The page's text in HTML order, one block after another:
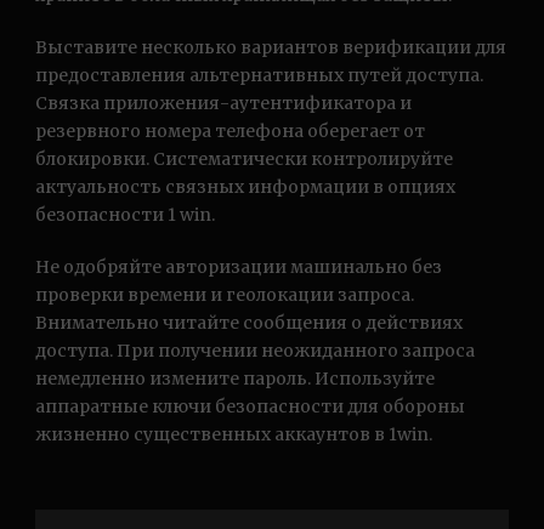
Выставите несколько вариантов верификации для
предоставления альтернативных путей доступа.
Связка приложения-аутентификатора и
резервного номера телефона оберегает от
блокировки. Систематически контролируйте
актуальность связных информации в опциях
безопасности 1 win.
Не одобряйте авторизации машинально без
проверки времени и геолокации запроса.
Внимательно читайте сообщения о действиях
доступа. При получении неожиданного запроса
немедленно измените пароль. Используйте
аппаратные ключи безопасности для обороны
жизненно существенных аккаунтов в 1win.